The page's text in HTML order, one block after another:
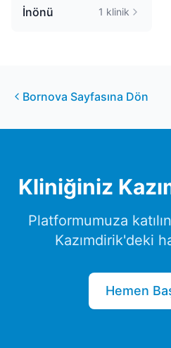
İnönü 1 klinik
Bornova Sayfasına Dön
Kliniğiniz
Platformumuza
Kazımdirik'deki
Hemen